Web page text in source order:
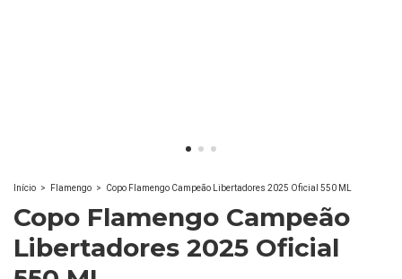
Início > Flamengo > Copo Flamengo Campeão Libertadores 2025 Oficial 550 ML
Copo Flamengo Campeão
Libertadores 2025 Oficial